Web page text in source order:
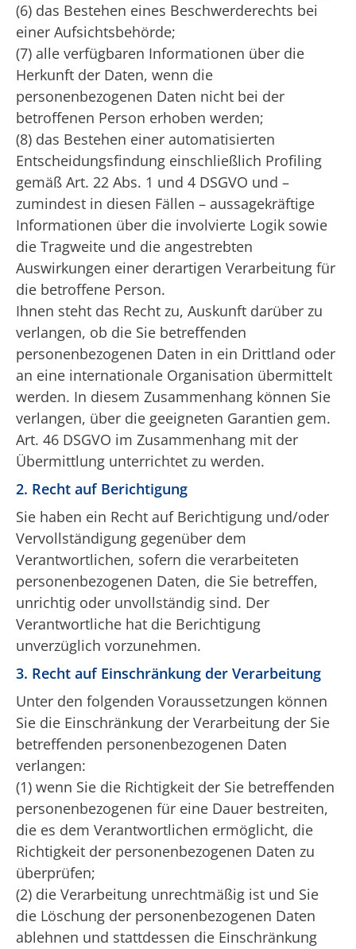
(6) das Bestehen eines Beschwerderechts bei
einer Aufsichtsbehörde;
(7) alle verfügbaren Informationen über die
Herkunft der Daten, wenn die
personenbezogenen Daten nicht bei der
betroffenen Person erhoben werden;
(8) das Bestehen einer automatisierten
Entscheidungsfindung einschließlich Profiling
gemäß Art. 22 Abs. 1 und 4 DSGVO und –
zumindest in diesen Fällen – aussagekräftige
Informationen über die involvierte Logik sowie
die Tragweite und die angestrebten
Auswirkungen einer derartigen Verarbeitung für
die betroffene Person.
Ihnen steht das Recht zu, Auskunft darüber zu
verlangen, ob die Sie betreffenden
personenbezogenen Daten in ein Drittland oder
an eine internationale Organisation übermittelt
werden. In diesem Zusammenhang können Sie
verlangen, über die geeigneten Garantien gem.
Art. 46 DSGVO im Zusammenhang mit der
Übermittlung unterrichtet zu werden.
2. Recht auf Berichtigung
Sie haben ein Recht auf Berichtigung und/oder
Vervollständigung gegenüber dem
Verantwortlichen, sofern die verarbeiteten
personenbezogenen Daten, die Sie betreffen,
unrichtig oder unvollständig sind. Der
Verantwortliche hat die Berichtigung
unverzüglich vorzunehmen.
3. Recht auf Einschränkung der Verarbeitung
Unter den folgenden Voraussetzungen können
Sie die Einschränkung der Verarbeitung der Sie
betreffenden personenbezogenen Daten
verlangen:
(1) wenn Sie die Richtigkeit der Sie betreffenden
personenbezogenen für eine Dauer bestreiten,
die es dem Verantwortlichen ermöglicht, die
Richtigkeit der personenbezogenen Daten zu
überprüfen;
(2) die Verarbeitung unrechtmäßig ist und Sie
die Löschung der personenbezogenen Daten
ablehnen und stattdessen die Einschränkung